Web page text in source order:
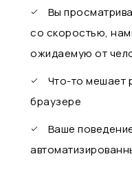
Вы
со скоростью,
ожидаемую от
Что-то мешает
браузере
Ваше